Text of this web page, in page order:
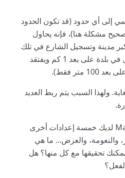
إلى أي حدود (قد تكون الحدود
مشكلة هنا)، فإنه يحاول
مدينة وتسجيل الشارع في تلك
المدينة (أحيانًا يسجل في بلدة على بعد 1 كم ويفتقد
متر فقط).
ولهذا السبب يتم ربط العديد
في تفضيلات MapCreator لديك خمسة إعدادات أخرى
والنعومة، والعرض... ما هي
يمكنك تحقيقها مع كل منها؟ هل